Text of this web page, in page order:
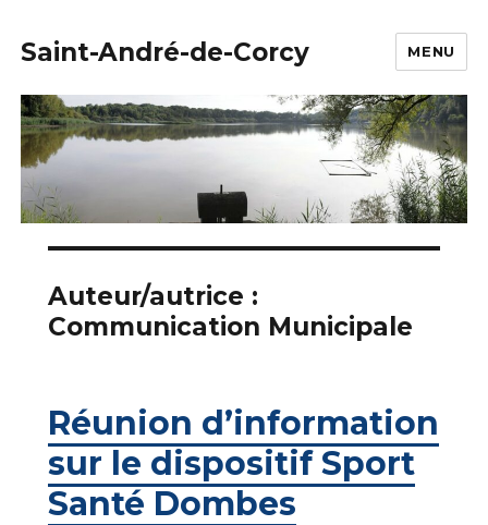
Saint-André-de-Corcy MENU
Auteur/autrice :
Communication Municipale
Réunion d’information
sur le dispositif Sport
Santé Dombes